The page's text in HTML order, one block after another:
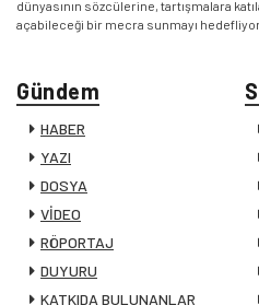
dünyasının sözcülerine, tartışmalara
açabileceği bir mecra sunmayı
Gündem
HABER
YAZI
DOSYA
VİDEO
RÖPORTAJ
DUYURU
KATKIDA BULUNANLAR